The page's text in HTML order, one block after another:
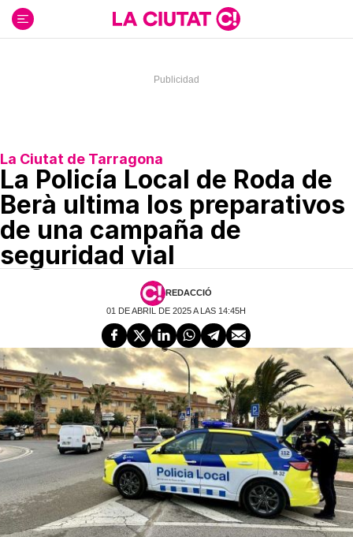
contenido
La Ciutat de Tarragona
La Policía Local de Roda de
Berà ultima los preparativos
de una campaña de
seguridad vial
REDACCIÓ
01 DE ABRIL DE 2025 A LAS 14:45H